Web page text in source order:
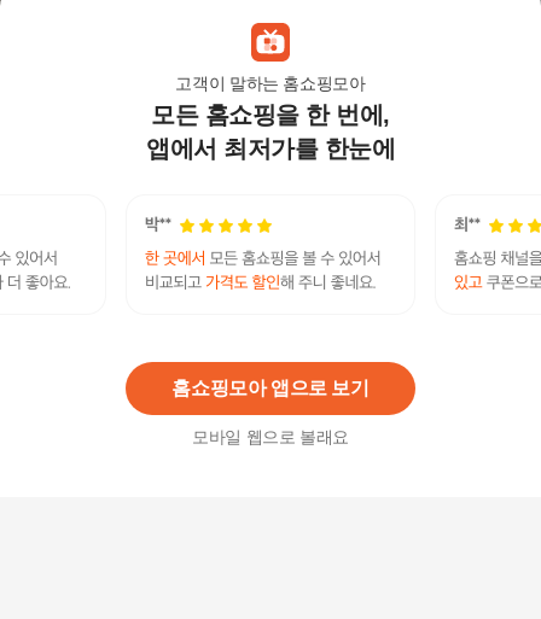
고객이 말하는 홈쇼핑모아
모든 홈쇼핑을 한 번에,
앱에서 최저가를 한눈에
홈쇼핑모아 앱으로 보기
모바일 웹으로 볼래요
신일 프리미엄 에어 써큘레이터 BLDC 선풍기 (인
공지능 Auto모드) SIF-H2000AT
176,000원
신일 서큘레이터 탁상용 소형 선풍기 에어써큘레
2%134,260원